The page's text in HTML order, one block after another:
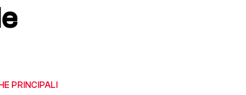
PRINCIPALI